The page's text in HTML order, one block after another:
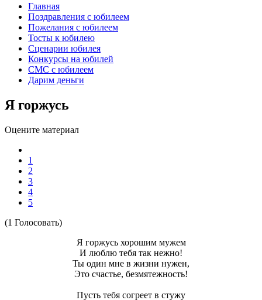
Главная
Поздравления с юбилеем
Пожелания с юбилеем
Тосты к юбилею
Сценарии юбилея
Конкурсы на юбилей
СМС с юбилеем
Дарим деньги
Я горжусь
Оцените материал
1
2
3
4
5
(1 Голосовать)
Я горжусь хорошим мужем
И люблю тебя так нежно!
Ты один мне в жизни нужен,
Это счастье, безмятежность!
Пусть тебя согреет в стужу